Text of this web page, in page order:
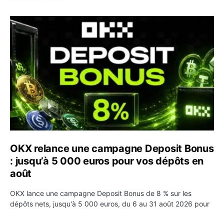
OKX relance une campagne Deposit Bonus : jusqu’à 5
OKX relance une campagne Deposit Bonus
: jusqu’à 5 000 euros pour vos dépôts en
août
OKX lance une campagne Deposit Bonus de 8 % sur les
dépôts nets, jusqu'à 5 000 euros, du 6 au 31 août 2026 pour